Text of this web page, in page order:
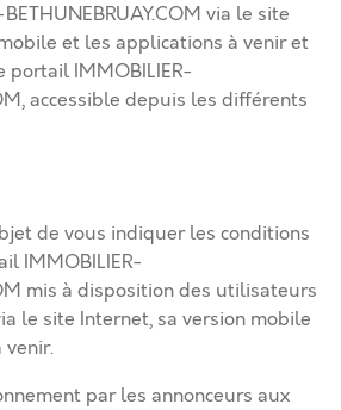
via le site
et les applications à venir et
portail IMMOBILIER-
accessible depuis les différents
de vous indiquer les conditions
IMMOBILIER-
mis à disposition des utilisateurs
le site Internet, sa version mobile
par les annonceurs aux